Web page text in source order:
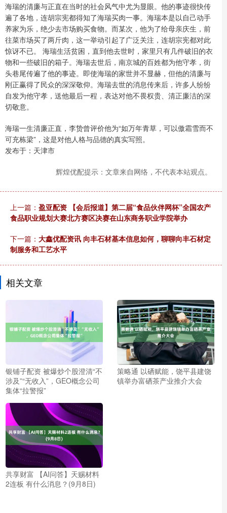
海瑞的清廉与正直在当时的社会风气中尤为显眼。他的事迹很快传
遍了各地，连胡宗宪都得知了海瑞买肉一事。海瑞本是以自己动手
养家为乐，绝少去市场购买食物。而某次，他为了给母亲庆生，前
往菜市场买了两斤肉，这一举动引起了广泛关注，连胡宗宪都对此
惊讶不已。 海瑞生活贫困，直到他去世时，家里只有几件破旧的衣
物和一些破旧的箱子。海瑞去世后，南京城的百姓都为他守孝，街
头巷尾传遍了他的事迹。即使海瑞的家世并不显赫，但他的清廉与
刚正赢得了民众的深深敬仰。海瑞去世的消息传来后，许多人纷纷
自发为他守孝，送他最后一程，表达对他不畏权贵、清正廉洁的深
切敬意。
海瑞一生清廉正直，李贽曾评价他为“如万年青草，可以傲霜雪而不
可充栋梁”，这是对他人格与品德的真实写照。
发布于：天津市
辉煌优配提示：文章来自网络，不代表本站观点。
上一篇： 盈亚配资 【会后报道】第二届“食品伙伴网杯”全国农产
食品职业规划大赛北方赛区决赛在山东商务职业学院举办
下一篇： 大鑫优配资讯 向丰石材基本信息如何，聊聊向丰石材定
制服务和工艺水平
相关文章
银铺子配资 被爆炒个股澄清“不
涉及”“无收入”，GEO概念公司
集体“拉警报”
策略通 以硒赋能，饶平县建饶
镇举办富硒茶产业推介大会
共享财富 【AI问答】天赐材料
2连板 有什么消息？(9月8日)